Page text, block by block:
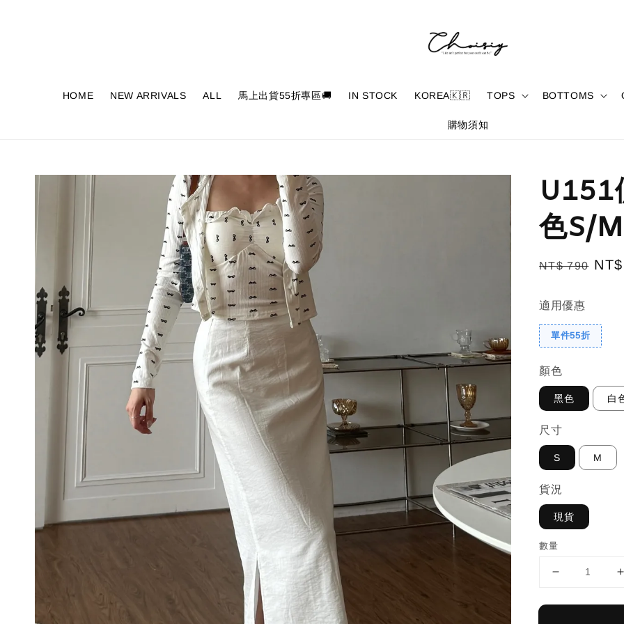
HOME NEW ARRIVALS ALL 馬上出貨55折專區🚚 IN STOCK KOREA🇰🇷 TOPS BOTTOMS
購物須知
U151
色S/
Regular
NT$ 790 Sale
適用優惠
單件55折
顏色
黑色 白
尺寸
S M
貨況
現貨
數量